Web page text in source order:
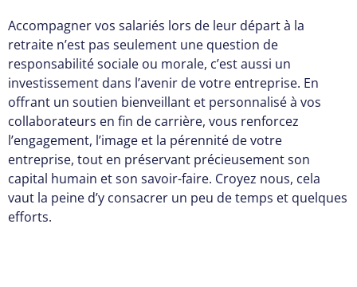
Accompagner vos salariés lors de leur départ à la
retraite n’est pas seulement une question de
responsabilité sociale ou morale, c’est aussi un
investissement dans l’avenir de votre entreprise. En
offrant un soutien bienveillant et personnalisé à vos
collaborateurs en fin de carrière, vous renforcez
l’engagement, l’image et la pérennité de votre
entreprise, tout en préservant précieusement son
capital humain et son savoir-faire. Croyez nous, cela
vaut la peine d’y consacrer un peu de temps et quelques
efforts.